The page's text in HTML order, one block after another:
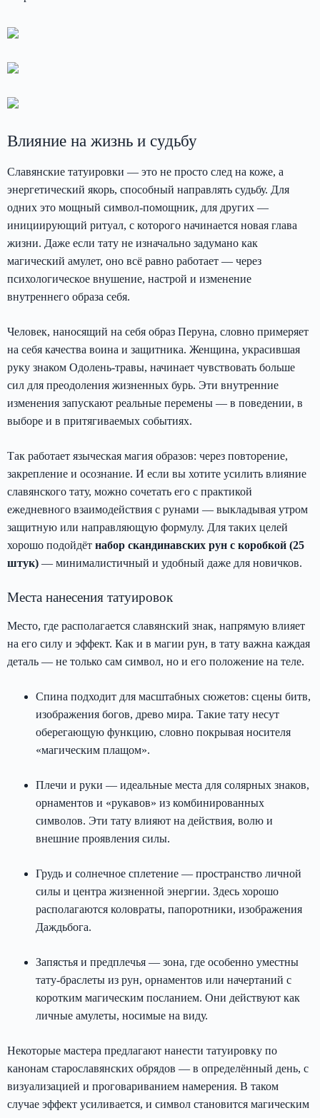
Влияние на жизнь и судьбу
Славянские татуировки — это не просто след на коже, а
энергетический якорь, способный направлять судьбу. Для
одних это мощный символ-помощник, для других —
инициирующий ритуал, с которого начинается новая глава
жизни. Даже если тату не изначально задумано как
магический амулет, оно всё равно работает — через
психологическое внушение, настрой и изменение
внутреннего образа себя.
Человек, наносящий на себя образ Перуна, словно примеряет
на себя качества воина и защитника. Женщина, украсившая
руку знаком Одолень-травы, начинает чувствовать больше
сил для преодоления жизненных бурь. Эти внутренние
изменения запускают реальные перемены — в поведении, в
выборе и в притягиваемых событиях.
Так работает языческая магия образов: через повторение,
закрепление и осознание. И если вы хотите усилить влияние
славянского тату, можно сочетать его с практикой
ежедневного взаимодействия с рунами — выкладывая утром
защитную или направляющую формулу. Для таких целей
хорошо подойдёт набор скандинавских рун с коробкой (25
штук) — минималистичный и удобный даже для новичков.
Места нанесения татуировок
Место, где располагается славянский знак, напрямую влияет
на его силу и эффект. Как и в магии рун, в тату важна каждая
деталь — не только сам символ, но и его положение на теле.
Спина подходит для масштабных сюжетов: сцены битв,
изображения богов, древо мира. Такие тату несут
оберегающую функцию, словно покрывая носителя
«магическим плащом».
Плечи и руки — идеальные места для солярных знаков,
орнаментов и «рукавов» из комбинированных
символов. Эти тату влияют на действия, волю и
внешние проявления силы.
Грудь и солнечное сплетение — пространство личной
силы и центра жизненной энергии. Здесь хорошо
располагаются коловраты, папоротники, изображения
Даждьбога.
Запястья и предплечья — зона, где особенно уместны
тату-браслеты из рун, орнаментов или начертаний с
коротким магическим посланием. Они действуют как
личные амулеты, носимые на виду.
Некоторые мастера предлагают нанести татуировку по
канонам старославянских обрядов — в определённый день, с
визуализацией и проговариванием намерения. В таком
случае эффект усиливается, и символ становится магическим